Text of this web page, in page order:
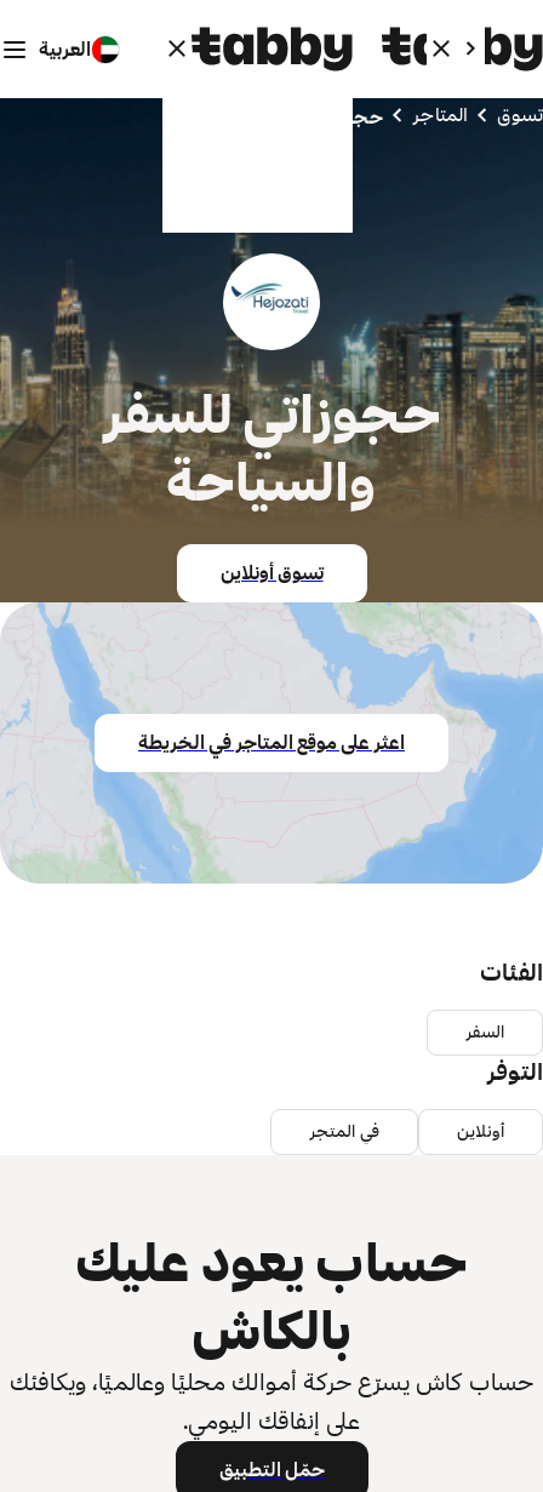
العربية
تسوق المتاجر حجوزاتي للسفر والسياحة
حجوزاتي للسفر
والسياحة
تسوق أونلاين
اعثر على موقع المتاجر في الخريطة
الفئات
السفر
التوفر
أونلاين في المتجر
حساب يعود عليك
بالكاش
حساب كاش يسرّع حركة أموالك محليًا وعالميًا، ويكافئك
على إنفاقك اليومي.
حمّل التطبيق